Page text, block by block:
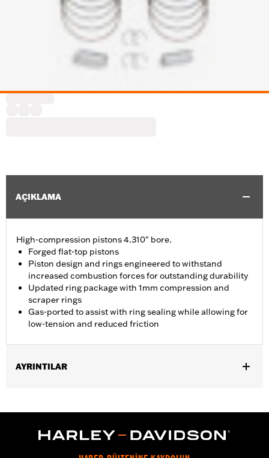
AÇIKLAMA
High-compression pistons 4.310" bore.
Forged flat-top pistons
Piston design and rings engineered to withstand
increased combustion forces for outstanding durability
Updated ring package with 1mm compression and
scraper rings
Gas-ported to assist with ring sealing while allowing for
low-tension and reduced friction
AYRINTILAR
Installation Instructions